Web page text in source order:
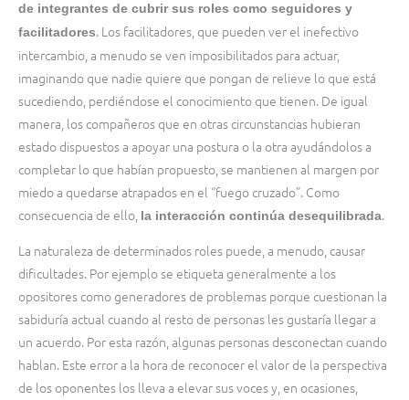
de integrantes de cubrir sus roles como seguidores y
facilitadores. Los facilitadores, que pueden ver el inefectivo
intercambio, a menudo se ven imposibilitados para actuar,
imaginando que nadie quiere que pongan de relieve lo que está
sucediendo, perdiéndose el conocimiento que tienen. De igual
manera, los compañeros que en otras circunstancias hubieran
estado dispuestos a apoyar una postura o la otra ayudándolos a
completar lo que habían propuesto, se mantienen al margen por
miedo a quedarse atrapados en el “fuego cruzado”. Como
consecuencia de ello, la interacción continúa desequilibrada.
La naturaleza de determinados roles puede, a menudo, causar
dificultades. Por ejemplo se etiqueta generalmente a los
opositores como generadores de problemas porque cuestionan la
sabiduría actual cuando al resto de personas les gustaría llegar a
un acuerdo. Por esta razón, algunas personas desconectan cuando
hablan. Este error a la hora de reconocer el valor de la perspectiva
de los oponentes los lleva a elevar sus voces y, en ocasiones,